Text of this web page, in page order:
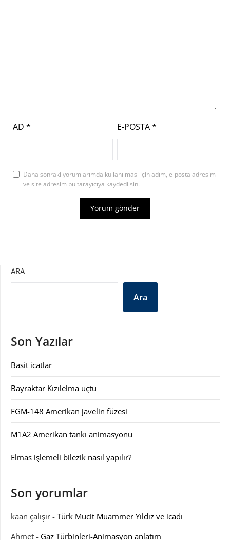
AD * E-POSTA*
Daha sonraki yorumlarımda kullanılması için adım, e-posta adresim
ve site adresim bu tarayıcıya kaydedilsin.
ARA
Ara
Son Yazılar
Basit icatlar
Bayraktar Kızılelma uçtu
FGM-148 Amerikan javelin füzesi
M1A2 Amerikan tankı animasyonu
Elmas işlemeli bilezik nasıl yapılır?
Son yorumlar
kaan çalışır - Türk Mucit Muammer Yıldız ve icadı
Ahmet - Gaz Türbinleri-Animasyon anlatım